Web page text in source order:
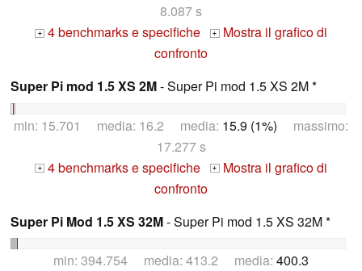
8.087 s
+ 4 benchmarks e specifiche + Mostra il grafico di
confronto
Super Pi mod 1.5 XS 2M- Super Pi mod 1.5 XS 2M *
min: 15.701 media: 16.2 media: 15.9 (1%) massimo:
17.277 s
+ 4 benchmarks e specifiche + Mostra il grafico di
confronto
Super Pi Mod 1.5 XS 32M- Super Pi mod 1.5 XS 32M *
min: 394.754 media: 413.2 media: 400.3